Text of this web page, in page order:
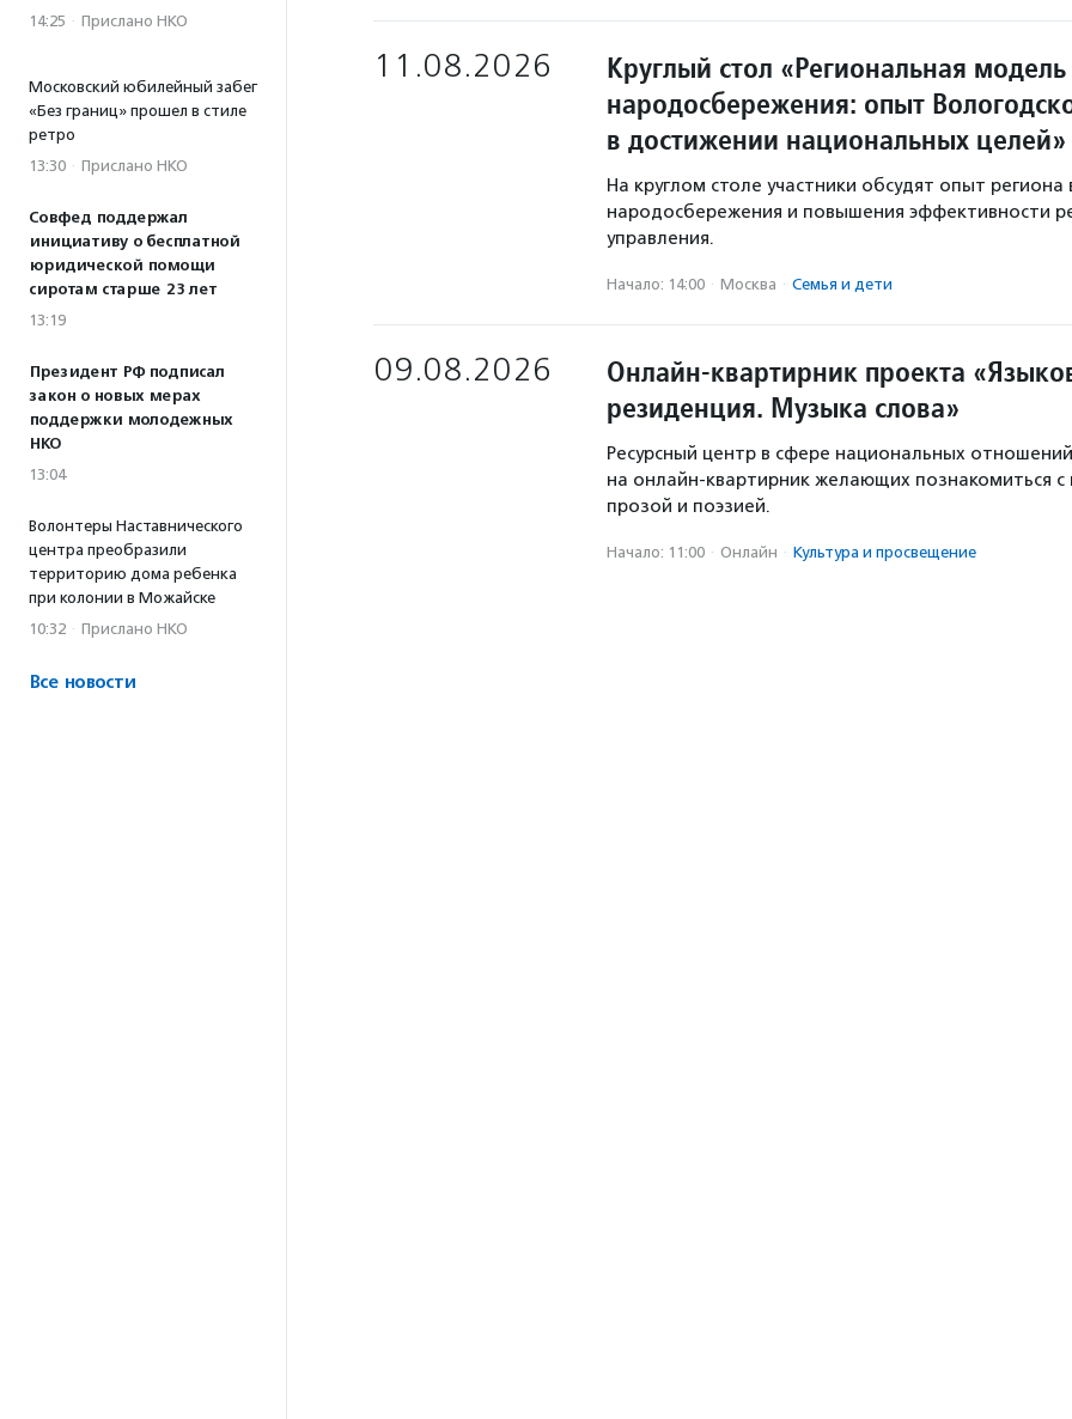
14:25 · Прислано НКО
Московский юбилейный забег
«Без границ» прошел в стиле
ретро
13:30 · Прислано НКО
Совфед поддержал
инициативу о бесплатной
юридической помощи
сиротам старше 23 лет
13:19
Президент РФ подписал
закон о новых мерах
поддержки молодежных
НКО
13:04
Волонтеры Наставнического
центра преобразили
территорию дома ребенка
при колонии в Можайске
10:32 · Прислано НКО
Все новости
11.08.2026
Круглый стол «Региональная модель
народосбережения: опыт
в достижении национальных целей»
На круглом столе участники обсудят опыт региона
народосбережения и повышения эффективности
управления.
Начало: 14:00 · Москва · Семья и дети
09.08.2026
Онлайн-квартирник проекта
резиденция. Музыка слова»
Ресурсный центр в сфере национальных
на онлайн-квартирник желающих познакомиться с
прозой и поэзией.
Начало: 11:00 · Онлайн · Культура и просвещение